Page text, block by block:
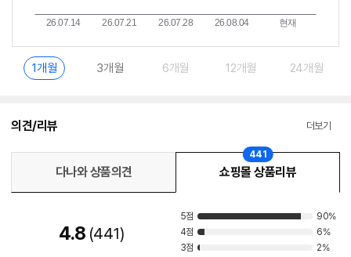
1개월 3개월 6개월 12개월 24개월
의견/리뷰 더보기
다나와 상품의견 쇼핑몰 상품리뷰
441
4.8 441
5점
90%
4점
6%
3점
2%